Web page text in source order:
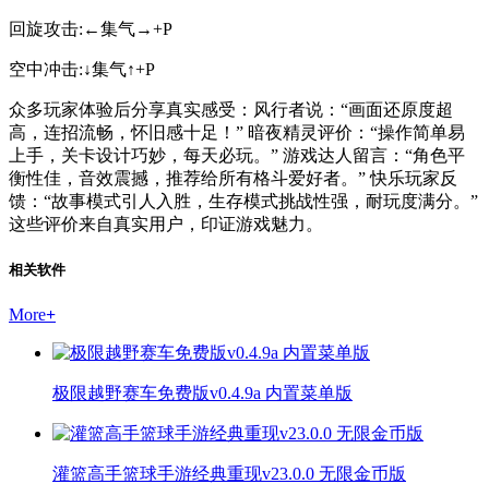
回旋攻击:←集气→+P
空中冲击:↓集气↑+P
众多玩家体验后分享真实感受：风行者说：“画面还原度超
高，连招流畅，怀旧感十足！” 暗夜精灵评价：“操作简单易
上手，关卡设计巧妙，每天必玩。” 游戏达人留言：“角色平
衡性佳，音效震撼，推荐给所有格斗爱好者。” 快乐玩家反
馈：“故事模式引人入胜，生存模式挑战性强，耐玩度满分。”
这些评价来自真实用户，印证游戏魅力。
相关软件
More+
极限越野赛车免费版v0.4.9a 内置菜单版
灌篮高手篮球手游经典重现v23.0.0 无限金币版